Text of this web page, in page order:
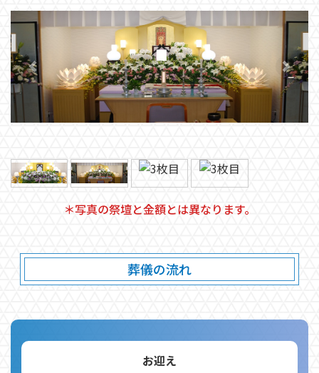
前へ 次へ
＊写真の祭壇と金額とは異なります。
葬儀の流れ
お迎え